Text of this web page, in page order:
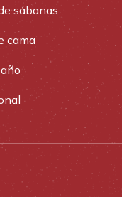
sábanas
cama